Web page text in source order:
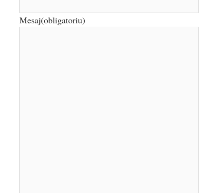
Mesaj(obligatoriu)